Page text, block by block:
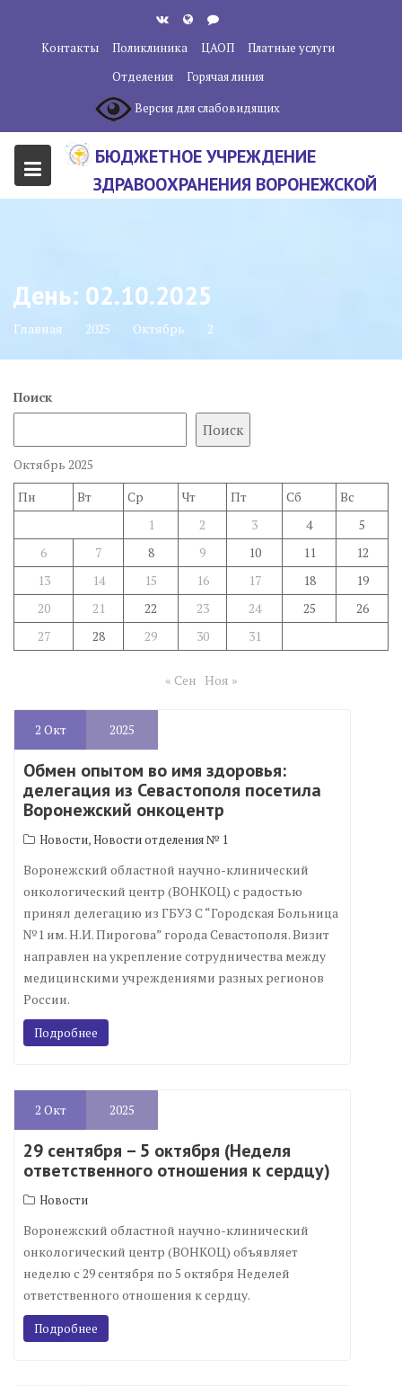
содержанию
Контакты Поликлиника ЦАОП
Платные услуги
Отделения
Горячая линия
Версия для слабовидящих
БЮДЖЕТНОЕ УЧРЕЖДЕНИЕ
ЗДРАВООХРАНЕНИЯ ВОРОНЕЖСКОЙ
ЦЕНТР"
День: 02.10.2025
Главная 2025 Октябрь 2
Поиск
Поиск
Октябрь 2025
Пн
Вт Ср Чт Пт Сб
Вс
1
2 3 4
5
6
7 8 9 10 11
12
13
14 15 16 17 18
19
20
21 22 23 24 25
26
27
28 29 30 31
« Сен Ноя »
2 Окт 2025
Обмен опытом во имя здоровья:
делегация из Севастополя посетила
Воронежский онкоцентр
Новости,Новости отделения № 1
Воронежский областной научно-клинический
онкологический центр (ВОНКОЦ) с радостью
принял делегацию из ГБУЗ С “Городская Больница
№1 им. Н.И. Пирогова” города Севастополя. Визит
направлен на укрепление сотрудничества между
медицинскими учреждениями разных регионов
России.
Подробнее
2 Окт 2025
29 сентября – 5 октября (Неделя
ответственного отношения к сердцу)
Новости
Воронежский областной научно-клинический
онкологический центр (ВОНКОЦ) объявляет
неделю с 29 сентября по 5 октября Неделей
ответственного отношения к сердцу.
Подробнее